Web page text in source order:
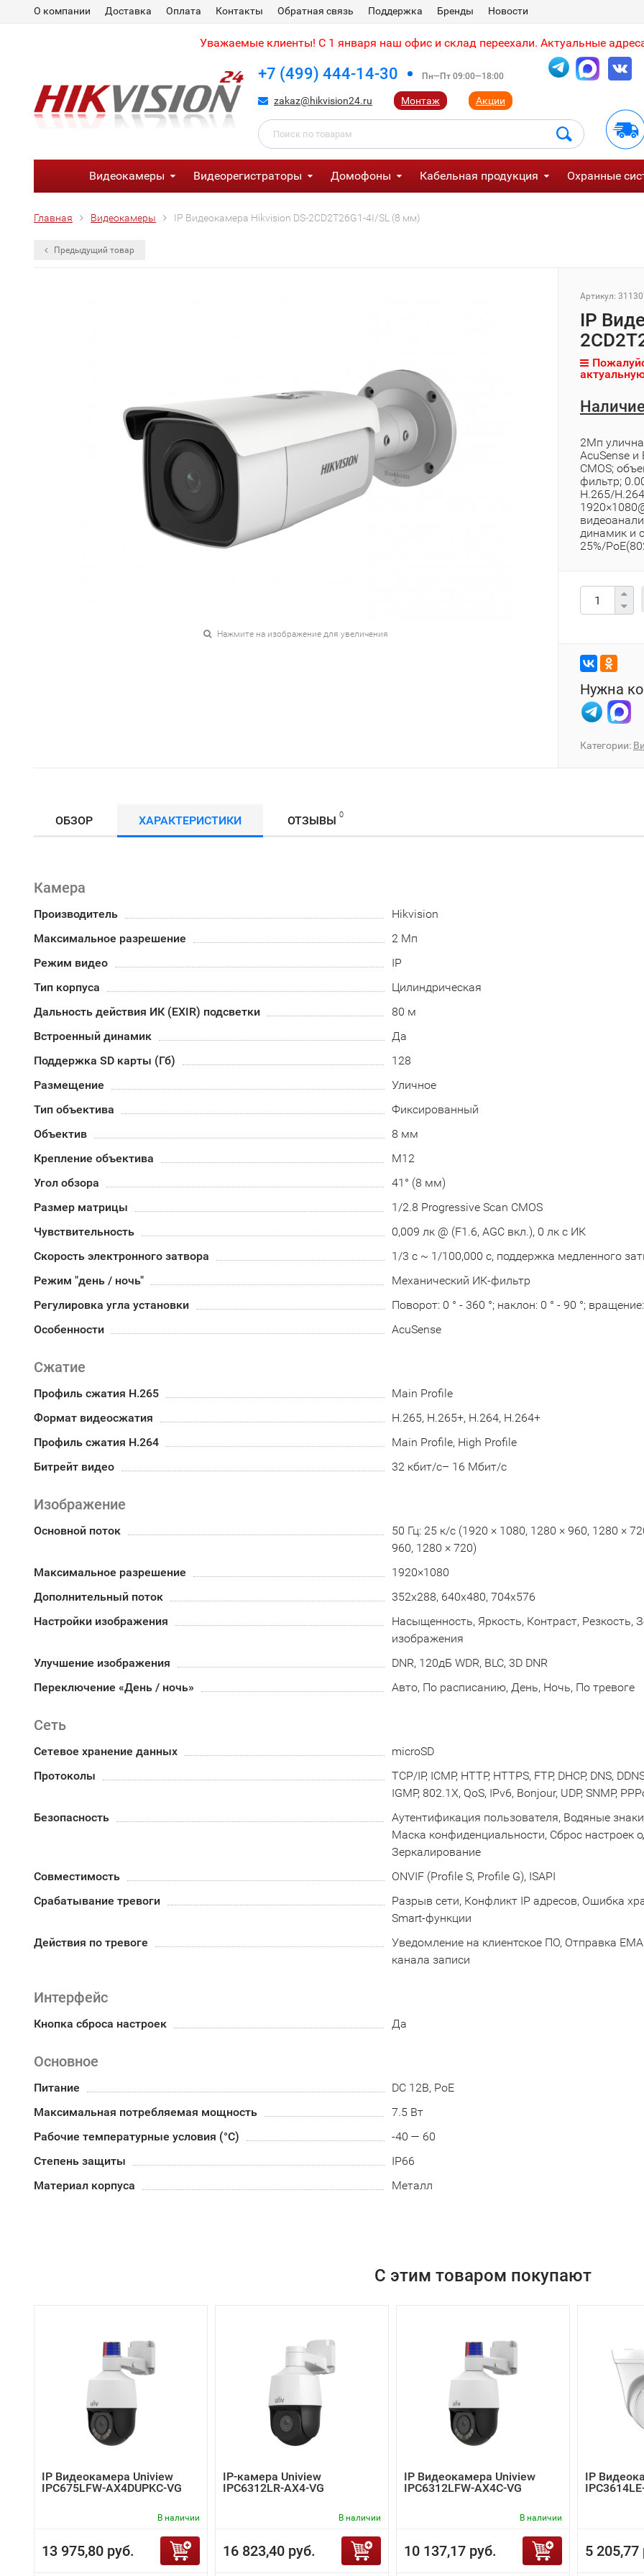
О компании Доставка Оплата Контакты Обратная связь Поддержка Бренды Новости
Уважаемые клиенты! С 1 января наш офис и склад переехали. Актуальные
+7 (499) 444-14-30 Пн—Пт 09:00—18:00
zakaz@hikvision24.ru Монтаж Акции
Видеокамеры Видеорегистраторы Домофоны Кабельная продукция Охранные
Главная Видеокамеры IP Видеокамера Hikvision DS-2CD2T26G1-4I/SL (8 мм)
Предыдущий товар
Нажмите на изображение для увеличения
Артикул:
IP
2Мп
AcuSense и
CMOS;
фильтр;
H.265/
динамик и
25%/
Нужна
Категории:
ОБЗОР ХАРАКТЕРИСТИКИ ОТЗЫВЫ 0
Камера
Производитель
Hikvision
Максимальное разрешение
2 Мп
Режим видео
IP
Тип корпуса
Цилиндрическая
Дальность действия ИК (EXIR) подсветки
80 м
Встроенный динамик
Да
Поддержка SD карты (Гб)
128
Размещение
Уличное
Тип объектива
Фиксированный
Объектив
8 мм
Крепление объектива
М12
Угол обзора
41° (8 мм)
Размер матрицы
1/2.8 Progressive Scan CMOS
Чувствительность
0,009 лк @ (F1.6, AGC вкл.), 0 лк с ИК
Скорость электронного затвора
1/3 с ~ 1/100,000 с, поддержка медленного
Режим "день / ночь"
Механический ИК-фильтр
Регулировка угла установки
Поворот: 0 ° - 360 °; наклон: 0 ° - 90 °;
Особенности
AcuSense
Сжатие
Профиль сжатия H.265
Main Profile
Формат видеосжатия
H.265, H.265+, H.264, H.264+
Профиль сжатия H.264
Main Profile, High Profile
Битрейт видео
32 кбит/с– 16 Мбит/с
Изображение
Основной поток
50 Гц: 25 к/с (1920 × 1080, 1280 × 960, 1280 ×
960, 1280 × 720)
Максимальное разрешение
1920×1080
Дополнительный поток
352х288, 640x480, 704x576
Настройки изображения
Насыщенность, Яркость, Контраст, Резкость,
изображения
Улучшение изображения
DNR, 120дБ WDR, BLC, 3D DNR
Переключение «День / ночь»
Авто, По расписанию, День, Ночь, По тревоге
Сеть
Сетевое хранение данных
microSD
Протоколы
TCP/IP, ICMP, HTTP, HTTPS, FTP, DHCP, DNS,
IGMP, 802.1X, QoS, IPv6, Bonjour, UDP, SNMP,
Безопасность
Аутентификация пользователя, Водяные
Маска конфиденциальности, Сброс настроек
Зеркалирование
Совместимость
ONVIF (Profile S, Profile G), ISAPI
Срабатывание тревоги
Разрыв сети, Конфликт IP адресов, Ошибка
Smart-функции
Действия по тревоге
Уведомление на клиентское ПО, Отправка
канала записи
Интерфейс
Кнопка сброса настроек Да
Основное
Питание
DC 12В, PoE
Максимальная потребляемая мощность
7.5 Вт
Рабочие температурные условия (°С)
-40 — 60
Степень защиты
IP66
Материал корпуса
Металл
С этим товаром покупают
IP Видеокамера Uniview
IPC675LFW-AX4DUPKC-VG
В наличии
13 975,80 руб.
IP-камера Uniview
IPC6312LR-AX4-VG
В наличии
16 823,40 руб.
IP Видеокамера Uniview
IPC6312LFW-AX4C-VG
В наличии
10 137,17 руб.
IP
5 205,77